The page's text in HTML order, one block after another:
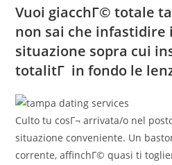
Vuoi giacchГ© totale
non sai che infastidire
situazione sopra cui
totalitГ in fondo le
Culto tu cosГ¬ arrivata/o nel
situazione conveniente. Un
corrente, affinchГ© quasi ti